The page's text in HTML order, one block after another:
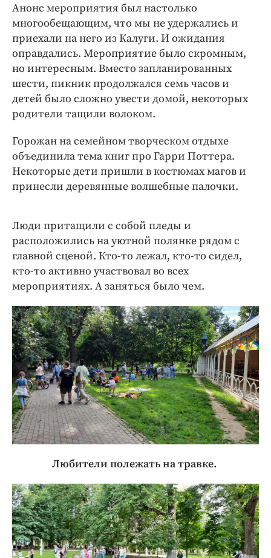
Анонс мероприятия был настолько
многообещающим, что мы не удержались и
приехали на него из Калуги. И ожидания
оправдались. Мероприятие было скромным,
но интересным. Вместо запланированных
шести, пикник продолжался семь часов и
детей было сложно увести домой, некоторых
родители тащили волоком.
Горожан на семейном творческом отдыхе
объединила тема книг про Гарри Поттера.
Некоторые дети пришли в костюмах магов и
принесли деревянные волшебные палочки.
Люди притащили с собой пледы и
расположились на уютной полянке рядом с
главной сценой. Кто-то лежал, кто-то сидел,
кто-то активно участвовал во всех
мероприятиях. А заняться было чем.
Любители полежать на травке.